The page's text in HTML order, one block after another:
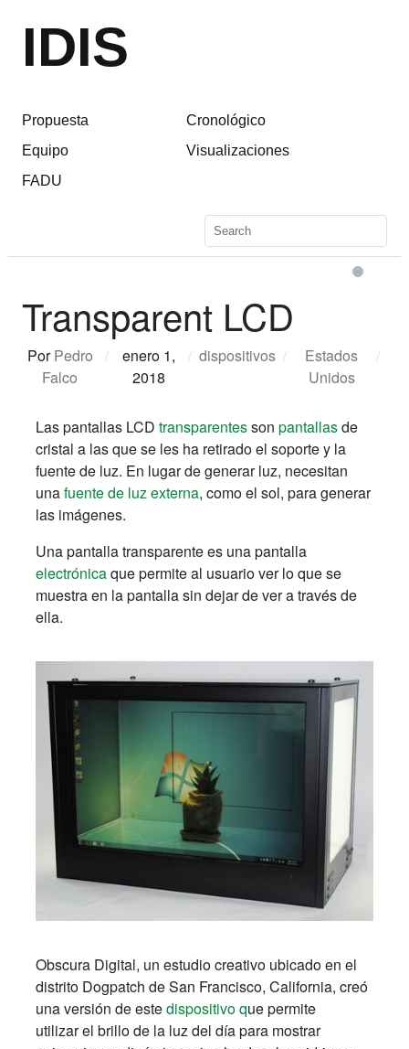
IDIS
Propuesta
Equipo
FADU
Cronológico
Visualizaciones
Transparent LCD
PorPedro
Falco
/
enero 1,
2018
/ dispositivos /
Estados
Unidos
/
Las pantallas LCD transparentesson pantallasde
cristal a las que se les ha retirado el soporte y la
fuente de luz. En lugar de generar luz, necesitan
unafuente de luz externa, como el sol, para generar
las imágenes.
Una pantalla transparente es una pantalla
electrónicaque permite al usuario ver lo que se
muestra en la pantalla sin dejar de ver a través de
ella.
Obscura Digital, un estudio creativo ubicado en el
distrito Dogpatch de San Francisco, California, creó
una versión de estedispositivo que permite
utilizar el brillo de la luz del día para mostrar